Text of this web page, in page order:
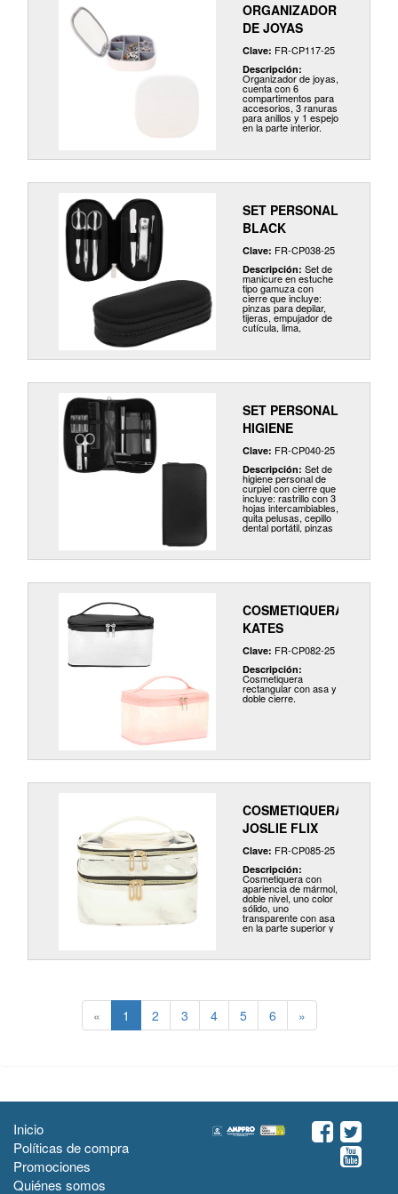
ORGANIZADOR
DE JOYAS
Clave: FR-CP117-25
Descripción:
Organizador de joyas,
cuenta con 6
compartimentos para
accesorios, 3 ranuras
para anillos y 1 espejo
en la parte interior.
SET PERSONAL
BLACK
Clave: FR-CP038-25
Descripción:Set de
manicure en estuche
tipo gamuza con
cierre que incluye:
pinzas para depilar,
tijeras, empujador de
cutícula, lima,
cortauñas y limpiador
SET PERSONAL
HIGIENE
Clave: FR-CP040-25
Descripción:Set de
higiene personal de
curpiel con cierre que
incluye: rastrillo con 3
hojas intercambiables,
quita pelusas, cepillo
dental portátil, pinzas
para depilar, tijeras,
COSMETIQUERA
KATES
Clave: FR-CP082-25
Descripción:
Cosmetiquera
rectangular con asa y
doble cierre.
COSMETIQUERA
JOSLIE FLIX
Clave: FR-CP085-25
Descripción:
Cosmetiquera con
apariencia de mármol,
doble nivel, uno color
sólido, uno
transparente con asa
en la parte superior y
fuelle de 17 cm.
« 1 2 3 4 5 6 »
Inicio
Políticas de compra
Promociones
Quiénes somos